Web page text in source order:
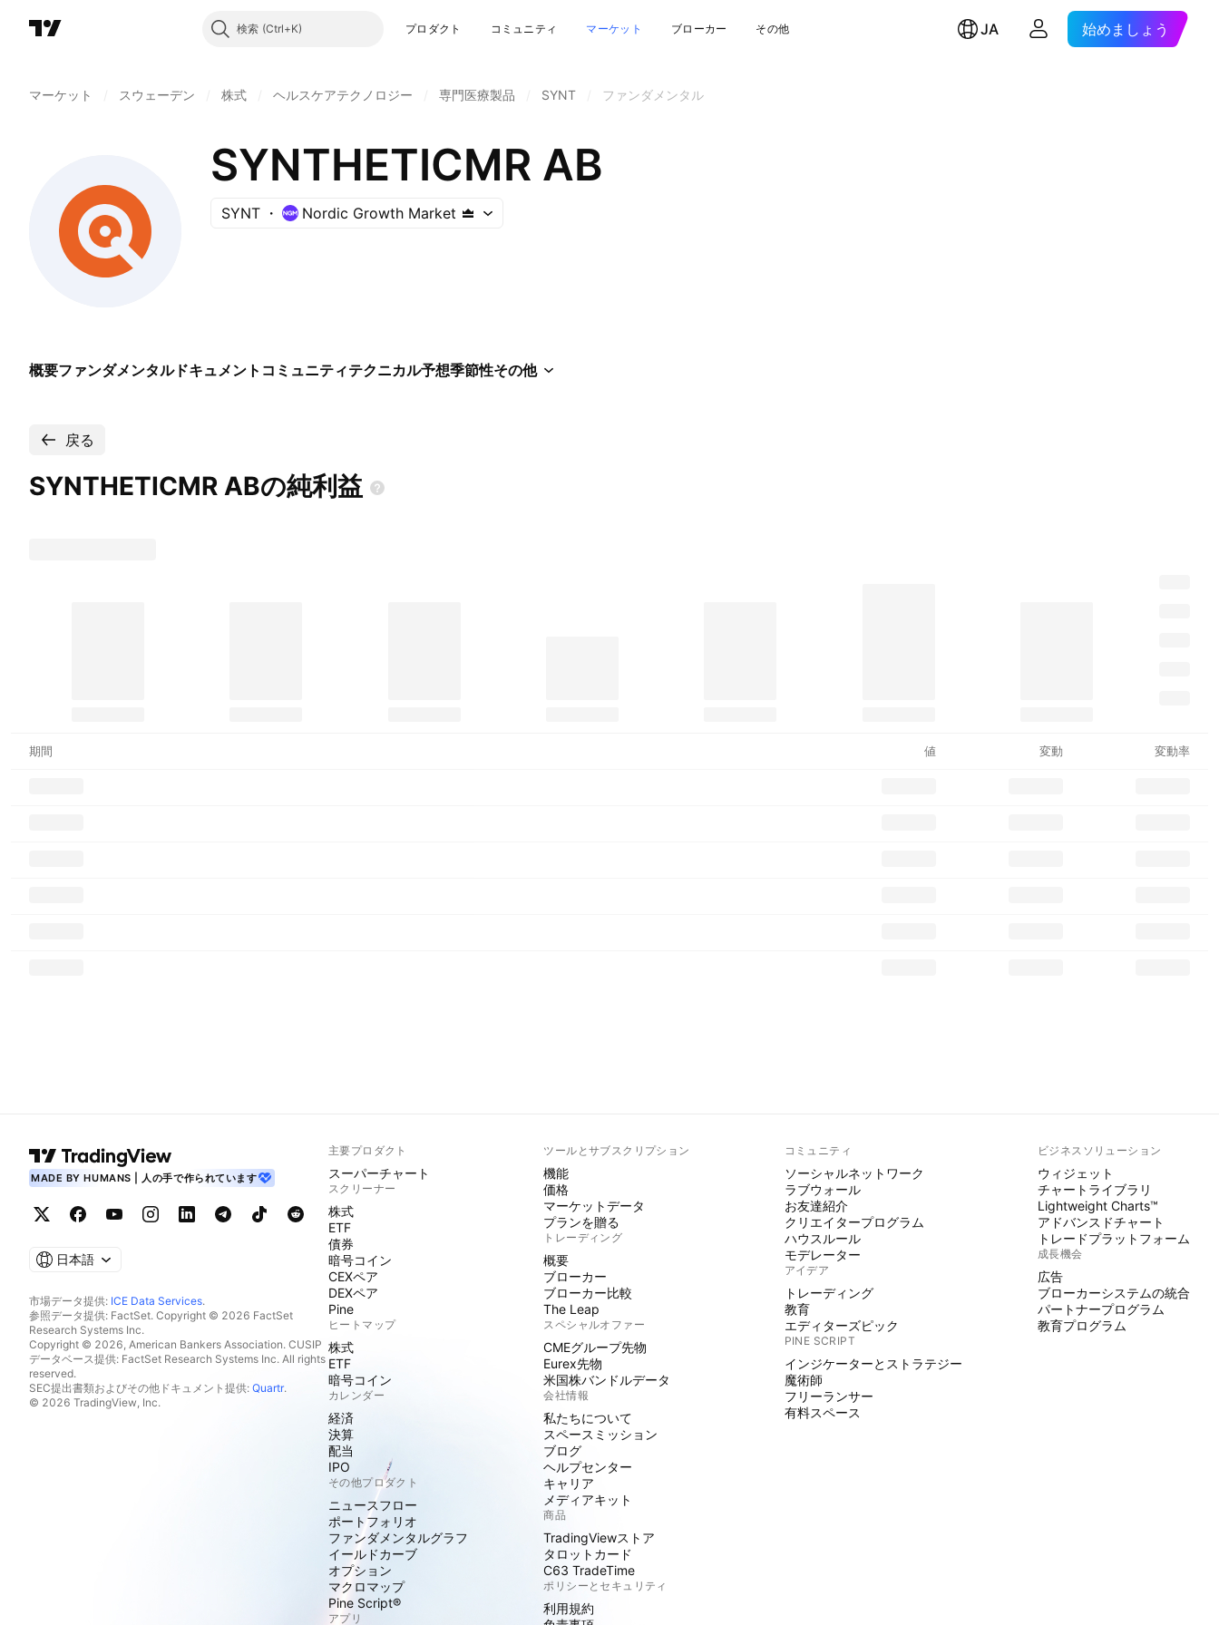
検索 プロダクト コミュニティ マーケット ブローカー その他 JA 始めましょう
マーケット スウェーデン 株式 ヘルスケアテクノロジー 専門医療製品 SYNT ファンダメンタル
SYNTHETICMR AB
SYNT Nordic Growth Market
概要ファンダメンタルドキュメント コミュニティテクニカル予想季節性その他
戻る
SYNTHETICMR ABの純利益
期間 値 変動 変動率
MADE BY HUMANS | 人の手で作られています
日本語
市場データ提供: ICE Data Services.
参照データ提供: FactSet. Copyright © 2026 FactSet
Research Systems Inc.
Copyright © 2026, American Bankers Association. CUSIP
データベース提供: FactSet Research Systems Inc. All rights
reserved.
SEC提出書類およびその他ドキュメント提供: Quartr.
© 2026 TradingView, Inc.
主要プロダクト
スーパーチャート
スクリーナー
株式
ETF
債券
暗号コイン
CEXペア
DEXペア
Pine
ヒートマップ
株式
ETF
暗号コイン
カレンダー
経済
決算
配当
IPO
その他プロダクト
ニュースフロー
ポートフォリオ
ファンダメンタルグラフ
イールドカーブ
オプション
マクロマップ
Pine Script®
アプリ
ツールとサブスクリプション
機能
価格
マーケットデータ
プランを贈る
トレーディング
概要
ブローカー
ブローカー比較
The Leap
スペシャルオファー
CMEグループ先物
Eurex先物
米国株バンドルデータ
会社情報
私たちについて
スペースミッション
ブログ
ヘルプセンター
キャリア
メディアキット
商品
TradingViewストア
タロットカード
C63 TradeTime
ポリシーとセキュリティ
利用規約
コミュニティ
ソーシャルネットワーク
ラブウォール
お友達紹介
クリエイタープログラム
ハウスルール
モデレーター
アイデア
トレーディング
教育
エディターズピック
PINE SCRIPT
インジケーターとストラテジー
魔術師
フリーランサー
有料スペース
ビジネスソリューション
ウィジェット
チャートライブラリ
Lightweight Charts™
アドバンスドチャート
トレードプラットフォーム
成長機会
広告
ブローカーシステムの統合
パートナープログラム
教育プログラム